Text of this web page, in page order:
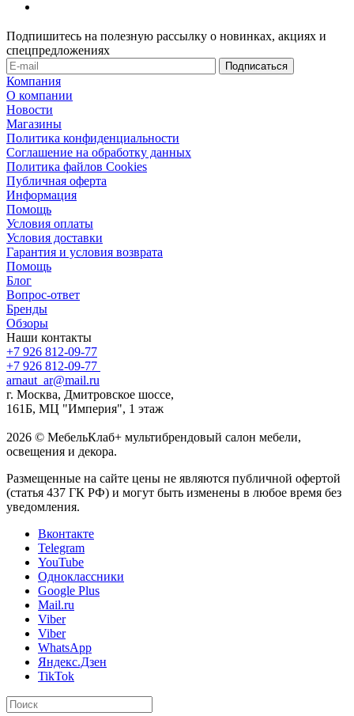
Подпишитесь на полезную рассылку о новинках, акциях и
спецпредложениях
Компания
О компании
Новости
Магазины
Политика конфиденциальности
Соглашение на обработку данных
Политика файлов Cookies
Публичная оферта
Информация
Помощь
Условия оплаты
Условия доставки
Гарантия и условия возврата
Помощь
Блог
Вопрос-ответ
Бренды
Обзоры
Наши контакты
+7 926 812-09-77
+7 926 812-09-77
arnaut_ar@mail.ru
г. Москва, Дмитровское шоссе,
161Б, МЦ "Империя", 1 этаж
2026 © МебельКлаб+ мультибрендовый салон мебели,
освещения и декора.
Размещенные на сайте цены не являются публичной офертой
(статья 437 ГК РФ) и могут быть изменены в любое время без
уведомления.
Вконтакте
Telegram
YouTube
Одноклассники
Google Plus
Mail.ru
Viber
Viber
WhatsApp
Яндекс.Дзен
TikTok